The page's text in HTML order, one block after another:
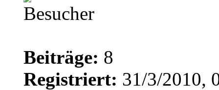
Beiträge: 8
Registriert: 31/3/2010,